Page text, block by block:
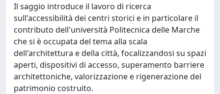
Il saggio introduce il lavoro di ricerca
sull'accessibilità dei centri storici e in particolare il
contributo dell'università Politecnica delle Marche
che si è occupata del tema alla scala
dell'architettura e della città, focalizzandosi su spazi
aperti, dispositivi di accesso, superamento barriere
architettoniche, valorizzazione e rigenerazione del
patrimonio costruito.